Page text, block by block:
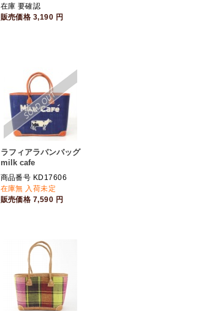
在庫 要確認
販売価格 3,190 円
ラフィアラバンバッグ
milk cafe
商品番号 KD17606
在庫無 入荷未定
販売価格 7,590 円